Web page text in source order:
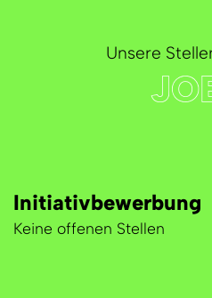
Unsere
Initiativbewerbung
Keine offenen Stellen